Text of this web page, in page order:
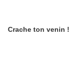
Crache ton venin !